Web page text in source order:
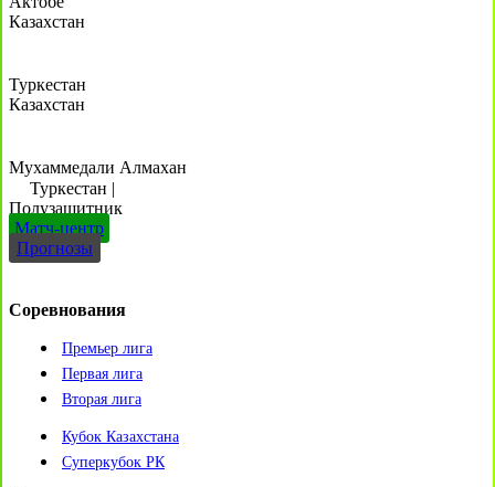
Казахстан
Туркестан
Казахстан
Мухаммедали Алмахан
Туркестан |
Полузащитник
Матч-центр
Прогнозы
Соревнования
Премьер лига
Первая лига
Вторая лига
Кубок Казахстана
Суперкубок РК